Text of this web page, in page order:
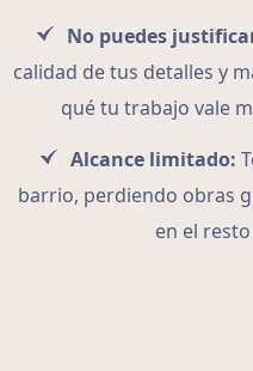
No puedes
calidad de tus detalles y
qué tu trabajo vale
Alcance limitado:
barrio, perdiendo obras
en el